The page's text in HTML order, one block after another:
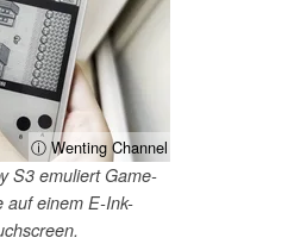
ⓘ Wenting Channel
S3 emuliert Game-
auf einem E-Ink-